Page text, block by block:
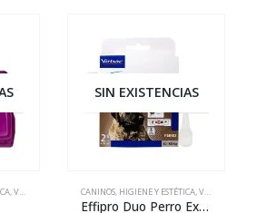
,VETERINARIA
SIN EXISTENCIAS
CANINOS, HIGIENE Y ESTÉTICA,VETERINARIA
Effipro Duo Perro Extra Grande